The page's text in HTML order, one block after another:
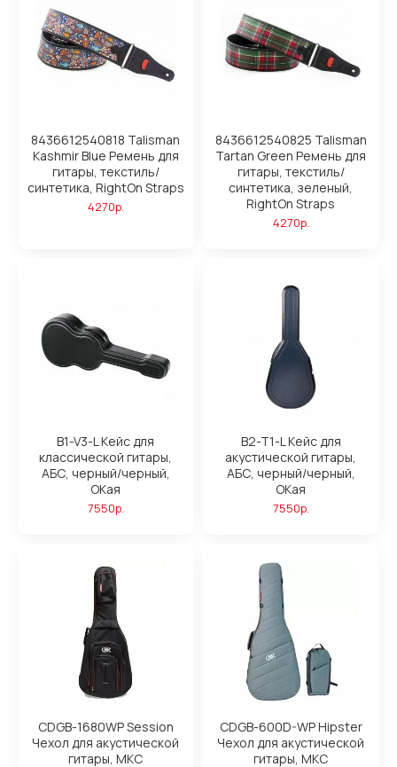
8436612540818 Talisman
Kashmir Blue Ремень для
гитары, текстиль/
синтетика, RightOn Straps
4270р.
8436612540825 Talisman
Tartan Green Ремень для
гитары, текстиль/
синтетика, зеленый,
RightOn Straps
4270р.
B1-V3-L Кейс для
классической гитары,
АБС, черный/черный,
ОКая
7550р.
B2-T1-L Кейс для
акустической гитары,
АБС, черный/черный,
ОКая
7550р.
CDGB-1680WP Session
Чехол для акустической
гитары, MKC
CDGB-600D-WP Hipster
Чехол для акустической
гитары, MKC